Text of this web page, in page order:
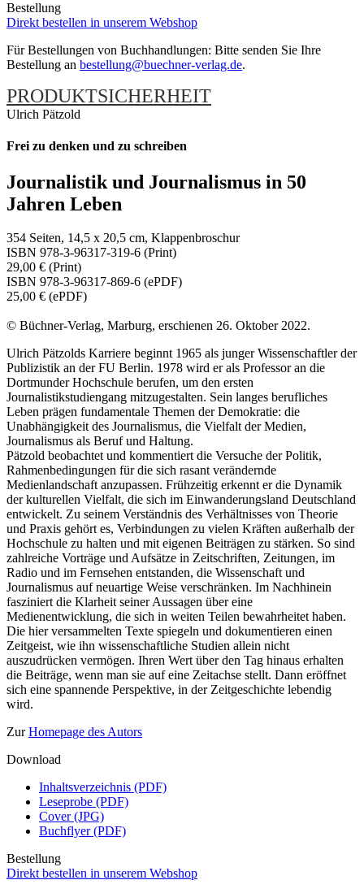
Bestellung
Direkt bestellen in unserem Webshop
Für Bestellungen von Buchhandlungen: Bitte senden Sie Ihre
Bestellung an bestellung@buechner-verlag.de.
PRODUKTSICHERHEIT
Ulrich Pätzold
Frei zu denken und zu schreiben
Journalistik und Journalismus in 50
Jahren Leben
354 Seiten, 14,5 x 20,5 cm, Klappenbroschur
ISBN 978-3-96317-319-6 (Print)
29,00 € (Print)
ISBN 978-3-96317-869-6 (ePDF)
25,00 € (ePDF)
© Büchner-Verlag, Marburg, erschienen 26. Oktober 2022.
Ulrich Pätzolds Karriere beginnt 1965 als junger Wissenschaftler der
Publizistik an der FU Berlin. 1978 wird er als Professor an die
Dortmunder Hochschule berufen, um den ersten
Journalistikstudiengang mitzugestalten. Sein langes berufliches
Leben prägen fundamentale Themen der Demokratie: die
Unabhängigkeit des Journalismus, die Vielfalt der Medien,
Journalismus als Beruf und Haltung.
Pätzold beobachtet und kommentiert die Versuche der Politik,
Rahmenbedingungen für die sich rasant verändernde
Medienlandschaft anzupassen. Frühzeitig erkennt er die Dynamik
der kulturellen Vielfalt, die sich im Einwanderungsland Deutschland
entwickelt. Zu seinem Verständnis des Verhältnisses von Theorie
und Praxis gehört es, Verbindungen zu vielen Kräften außerhalb der
Hochschule zu halten und mit eigenen Beiträgen zu stärken. So sind
zahlreiche Vorträge und Aufsätze in Zeitschriften, Zeitungen, im
Radio und im Fernsehen entstanden, die Wissenschaft und
Journalismus auf neuartige Weise verschränken. Im Nachhinein
fasziniert die Klarheit seiner Aussagen über eine
Medienentwicklung, die sich in weiten Teilen bewahrheitet haben.
Die hier versammelten Texte spiegeln und dokumentieren einen
Zeitgeist, wie ihn wissenschaftliche Studien allein nicht
auszudrücken vermögen. Ihren Wert über den Tag hinaus erhalten
die Beiträge, wenn man sie auf eine Zeitachse stellt. Dann eröffnet
sich eine spannende Perspektive, in der Zeitgeschichte lebendig
wird.
ZurHomepage des Autors
Download
Inhaltsverzeichnis (PDF)
Leseprobe (PDF)
Cover (JPG)
Buchflyer (PDF)
Bestellung
Direkt bestellen in unserem Webshop